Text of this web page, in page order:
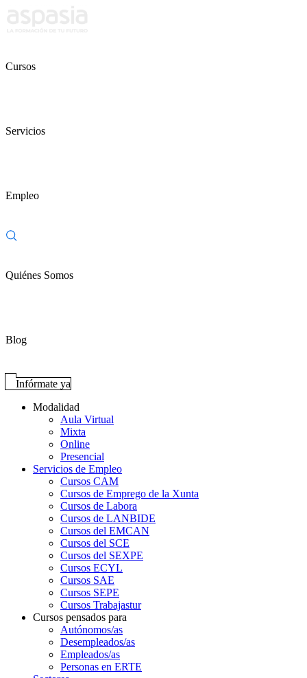
Cursos
Servicios
Empleo
Quiénes Somos
Blog
Infórmate ya
Modalidad
Aula Virtual
Mixta
Online
Presencial
Servicios de Empleo
Cursos CAM
Cursos de Emprego de la Xunta
Cursos de Labora
Cursos de LANBIDE
Cursos del EMCAN
Cursos del SCE
Cursos del SEXPE
Cursos ECYL
Cursos SAE
Cursos SEPE
Cursos Trabajastur
Cursos pensados para
Autónomos/as
Desempleados/as
Empleados/as
Personas en ERTE